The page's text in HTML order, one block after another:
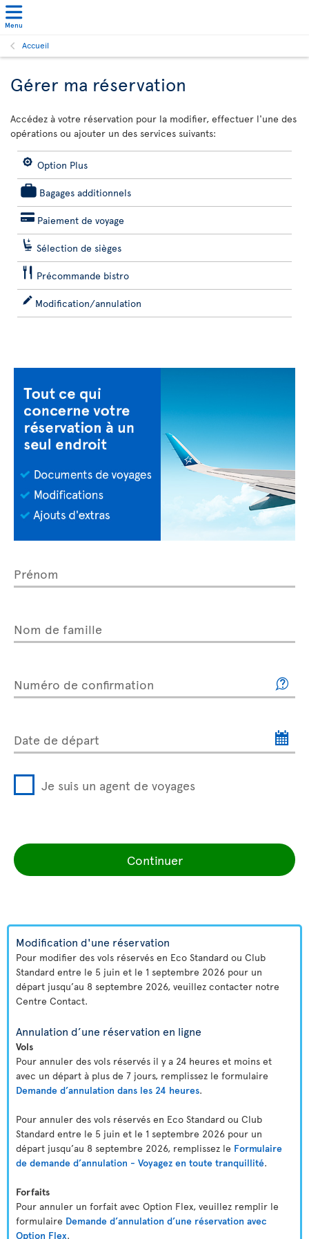
Menu
Accueil
Gérer ma réservation
Accédez à votre réservation pour la modifier, effectuer l'une des
opérations ou ajouter un des services suivants:
Option Plus
Bagages additionnels
Paiement de voyage
Sélection de sièges
Précommande bistro
Modification/annulation
Prénom
Nom de famille
Numéro de confirmation
Date de départ
Je suis un agent de voyages
Continuer
Modification d'une réservation
Pour modifier des vols réservés en Eco Standard ou Club
Standard entre le 5 juin et le 1 septembre 2026 pour un
départ jusqu’au 8 septembre 2026, veuillez contacter notre
Centre Contact.
Annulation d’une réservation en ligne
Vols
Pour annuler des vols réservés il y a 24 heures et moins et
avec un départ à plus de 7 jours, remplissez le formulaire
Demande d’annulation dans les 24 heures.
Pour annuler des vols réservés en Eco Standard ou Club
Standard entre le 5 juin et le 1 septembre 2026 pour un
départ jusqu’au 8 septembre 2026, remplissez le Formulaire
de demande d’annulation - Voyagez en toute tranquillité.
Forfaits
Pour annuler un forfait avec Option Flex, veuillez remplir le
formulaire Demande d’annulation d’une réservation avec
Option Flex.